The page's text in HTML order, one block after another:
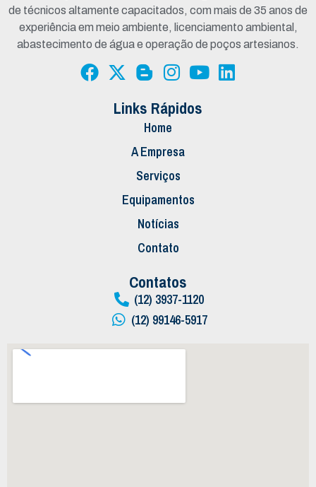
de técnicos altamente capacitados, com mais de 35 anos de
experiência em meio ambiente, licenciamento ambiental,
abastecimento de água e operação de poços artesianos.
Links Rápidos
Home
A Empresa
Serviços
Equipamentos
Notícias
Contato
Contatos
(12) 3937-1120
(12) 99146-5917